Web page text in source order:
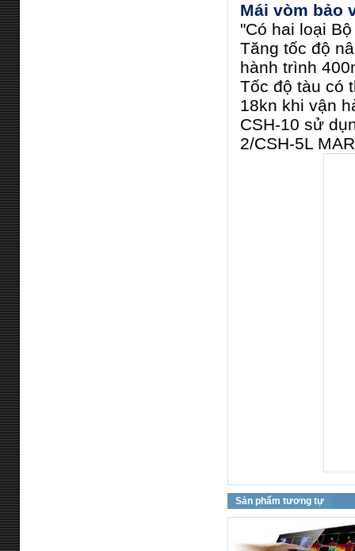
Mái vòm bảo
"Có hai loại
Tăng tốc độ
hành trình
Tốc độ tàu có
18kn khi vận
CSH-10 sử
2/CSH-5L
Sản phẩm tương tự